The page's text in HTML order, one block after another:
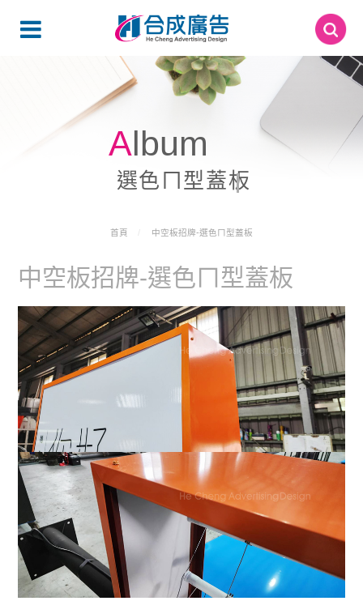
Album
選色ㄇ型蓋板
首頁 中空板招牌-選色ㄇ型蓋板
中空板招牌-選色ㄇ型蓋板
中空板招牌-選色ㄇ型蓋板